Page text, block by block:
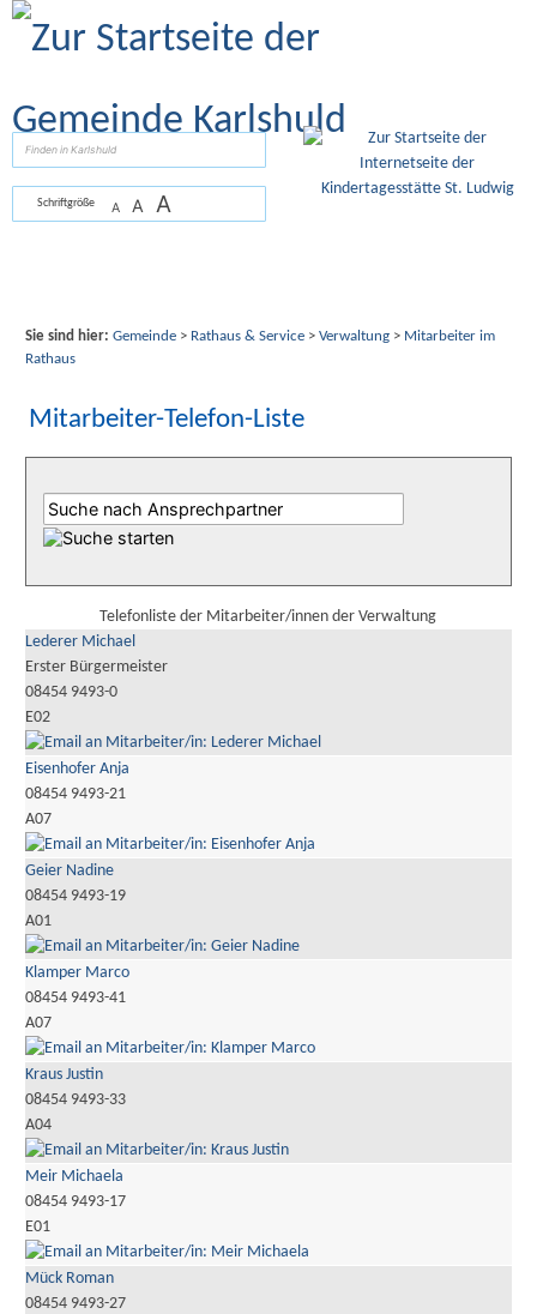
Zum Inhalt
Schriftgröße A A A
Sie sind hier: Gemeinde> Rathaus & Service> Verwaltung> Mitarbeiter im
Rathaus
Mitarbeiter-Telefon-Liste
Telefonliste der Mitarbeiter/innen der Verwaltung
Lederer Michael
Erster Bürgermeister
08454 9493-0
E02
Eisenhofer Anja
08454 9493-21
A07
Geier Nadine
08454 9493-19
A01
Klamper Marco
08454 9493-41
A07
Kraus Justin
08454 9493-33
A04
Meir Michaela
08454 9493-17
E01
Mück Roman
08454 9493-27